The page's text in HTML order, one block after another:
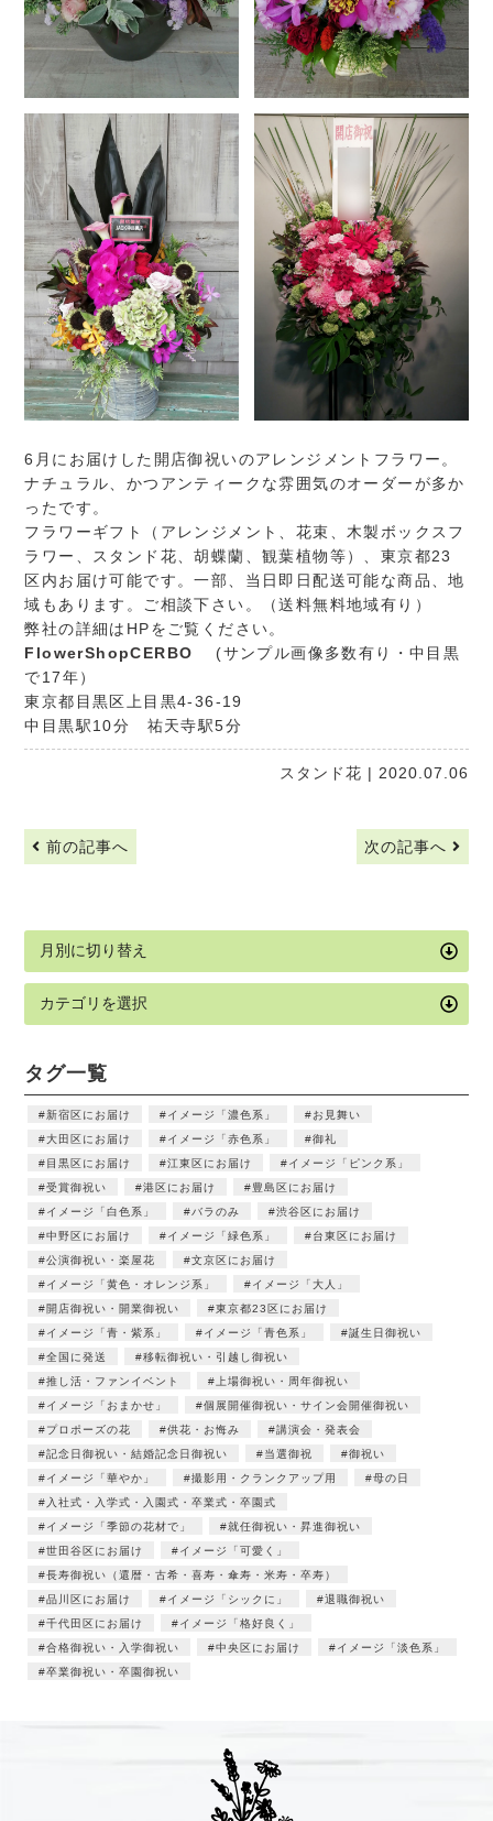
6月にお届けした開店御祝いのアレンジメントフラワー。
ナチュラル、かつアンティークな雰囲気のオーダーが多か
ったです。
フラワーギフト（アレンジメント、花束、木製ボックスフ
ラワー、スタンド花、胡蝶蘭、観葉植物等）、東京都23
区内お届け可能です。一部、当日即日配送可能な商品、地
域もあります。ご相談下さい。（送料無料地域有り）
弊社の詳細はHPをご覧ください。
FlowerShopCERBO
(サンプル画像多数有り・中目黒
で17年）
東京都目黒区上目黒4-36-19
中目黒駅10分 祐天寺駅5分
スタンド花 | 2020.07.06
前の記事へ 次の記事へ
タグ一覧
新宿区にお届け イメージ「濃色系」
お見舞い
大田区にお届け
イメージ「赤色系」
御礼
目黒区にお届け
江東区にお届け
イメージ「ピンク系」
受賞御祝い
港区にお届け
豊島区にお届け
イメージ「白色系」
バラのみ
渋谷区にお届け
中野区にお届け
イメージ「緑色系」
台東区にお届け
公演御祝い・楽屋花
文京区にお届け
イメージ「黄色・オレンジ系」
イメージ「大人」
開店御祝い・開業御祝い
東京都23区にお届け
イメージ「青・紫系」
イメージ「青色系」
誕生日御祝い
全国に発送
移転御祝い・引越し御祝い
推し活・ファンイベント
上場御祝い・周年御祝い
イメージ「おまかせ」
個展開催御祝い・サイン会開催御祝い
プロポーズの花
供花・お悔み
講演会・発表会
記念日御祝い・結婚記念日御祝い
当選御祝
御祝い
イメージ「華やか」
撮影用・クランクアップ用
母の日
入社式・入学式・入園式・卒業式・卒園式
イメージ「季節の花材で」
就任御祝い・昇進御祝い
世田谷区にお届け
イメージ「可愛く」
長寿御祝い（還暦・古希・喜寿・傘寿・米寿・卒寿）
品川区にお届け
イメージ「シックに」
退職御祝い
千代田区にお届け
イメージ「格好良く」
合格御祝い・入学御祝い
中央区にお届け
イメージ「淡色系」
卒業御祝い・卒園御祝い